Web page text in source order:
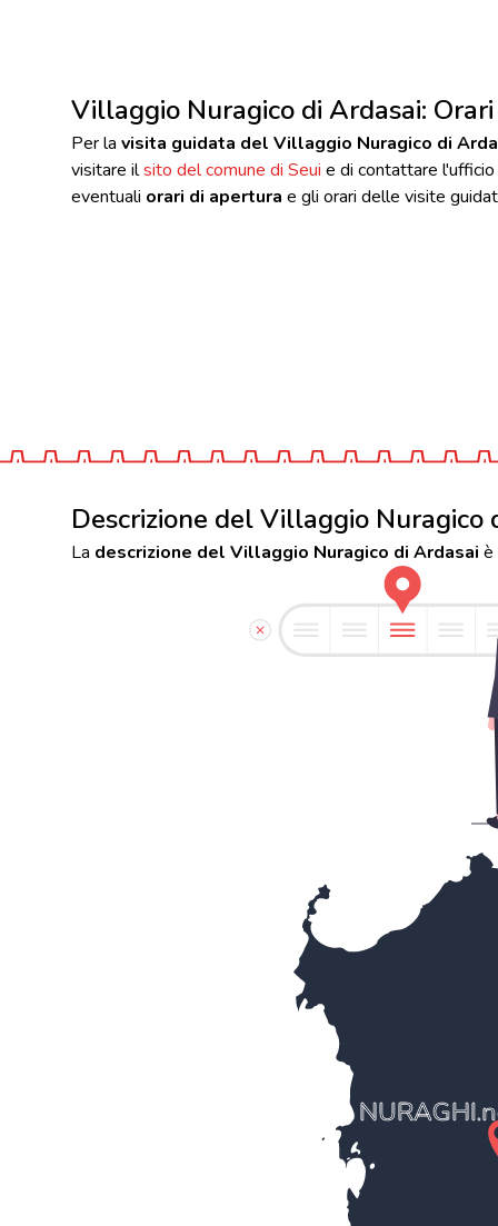
Villaggio Nuragico di Ardasai:
Per la visita guidata del Villaggio Nuragico di
visitare ilsito del comune di Seui e di contattare
eventuali orari di apertura e gli orari delle visite
Descrizione del Villaggio Nuragico
La descrizione del Villaggio Nuragico di Ardasai è